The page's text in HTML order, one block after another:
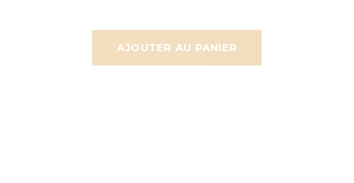
AJOUTER AU PANIER